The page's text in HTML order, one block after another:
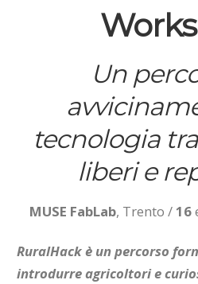
Un
tecnologia
liberi e
MUSE FabLab, Trento / 16
RuralHack è un percorso
introdurre agricoltori e